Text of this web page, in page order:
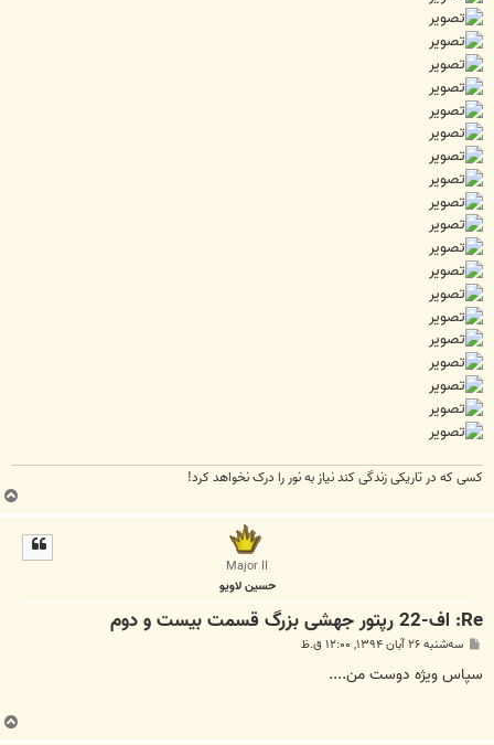
کسی که در تاریکی زندگی کند نیاز به نور را درک نخواهد کرد!
Major II
حسين لاويو
Re: اف-22 رپتور جهشی بزرگ قسمت بیست و دوم
ت
سه‌شنبه ۲۶ آبان ۱۳۹۴, ۱۲:۰۰ ق.ظ
سپاس ویژه دوست من....